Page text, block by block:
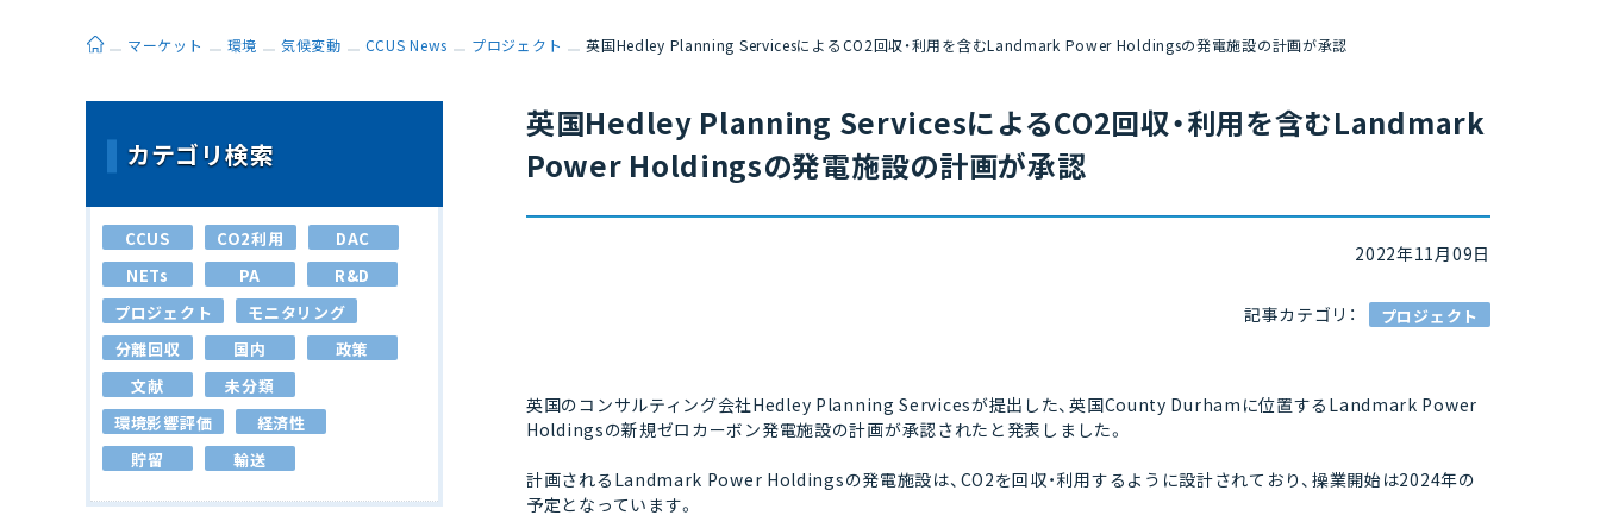
ホームマーケット 環境 気候変動 CCUS News プロジェクト 英国Hedley Planning ServicesによるCO2回収・利用を含むLandmark Power Holdingsの発電施設の計画が承認
英国Hedley Planning ServicesによるCO2回収・利用を含むLandmark
Power Holdingsの発電施設の計画が承認
2022年11月09日
記事カテゴリ： プロジェクト
英国のコンサルティング会社Hedley Planning Servicesが提出した、英国County Durhamに位置するLandmark Power
Holdingsの新規ゼロカーボン発電施設の計画が承認されたと発表しました。
計画されるLandmark Power Holdingsの発電施設は、CO2を回収・利用するように設計されており、操業開始は2024年の
予定となっています。
カテゴリ検索
CCUS CO2利用
DAC
NETs
PA
R&D
プロジェクト
モニタリング
分離回収
国内
政策
文献
未分類
環境影響評価
経済性
貯留
輸送